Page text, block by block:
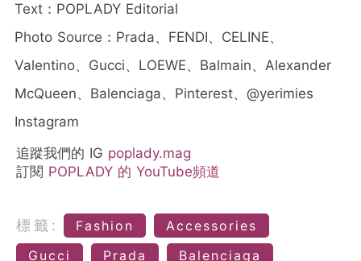
Text：POPLADY Editorial
Photo Source：Prada、FENDI、CELINE、
Valentino、Gucci、LOEWE、Balmain、Alexander
McQueen、Balenciaga、Pinterest、@yerimies
Instagram
追蹤我們的 IG poplady.mag
訂閱 POPLADY 的 YouTube頻道
標籤: Fashion
Accessories
Gucci
Prada
Balenciaga